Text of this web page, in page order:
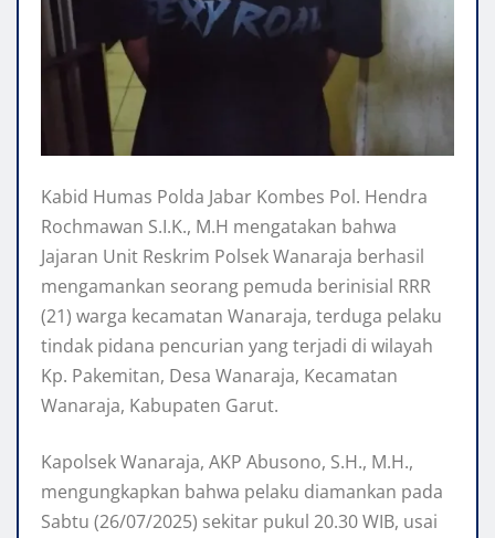
Kabid Humas Polda Jabar Kombes Pol. Hendra
Rochmawan S.I.K., M.H mengatakan bahwa
Jajaran Unit Reskrim Polsek Wanaraja berhasil
mengamankan seorang pemuda berinisial RRR
(21) warga kecamatan Wanaraja, terduga pelaku
tindak pidana pencurian yang terjadi di wilayah
Kp. Pakemitan, Desa Wanaraja, Kecamatan
Wanaraja, Kabupaten Garut.
Kapolsek Wanaraja, AKP Abusono, S.H., M.H.,
mengungkapkan bahwa pelaku diamankan pada
Sabtu (26/07/2025) sekitar pukul 20.30 WIB, usai